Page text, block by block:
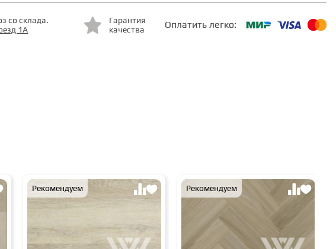
со склада.
1А
Гарантия
качества
Оплатить легко:
Рекомендуем Рекомендуем